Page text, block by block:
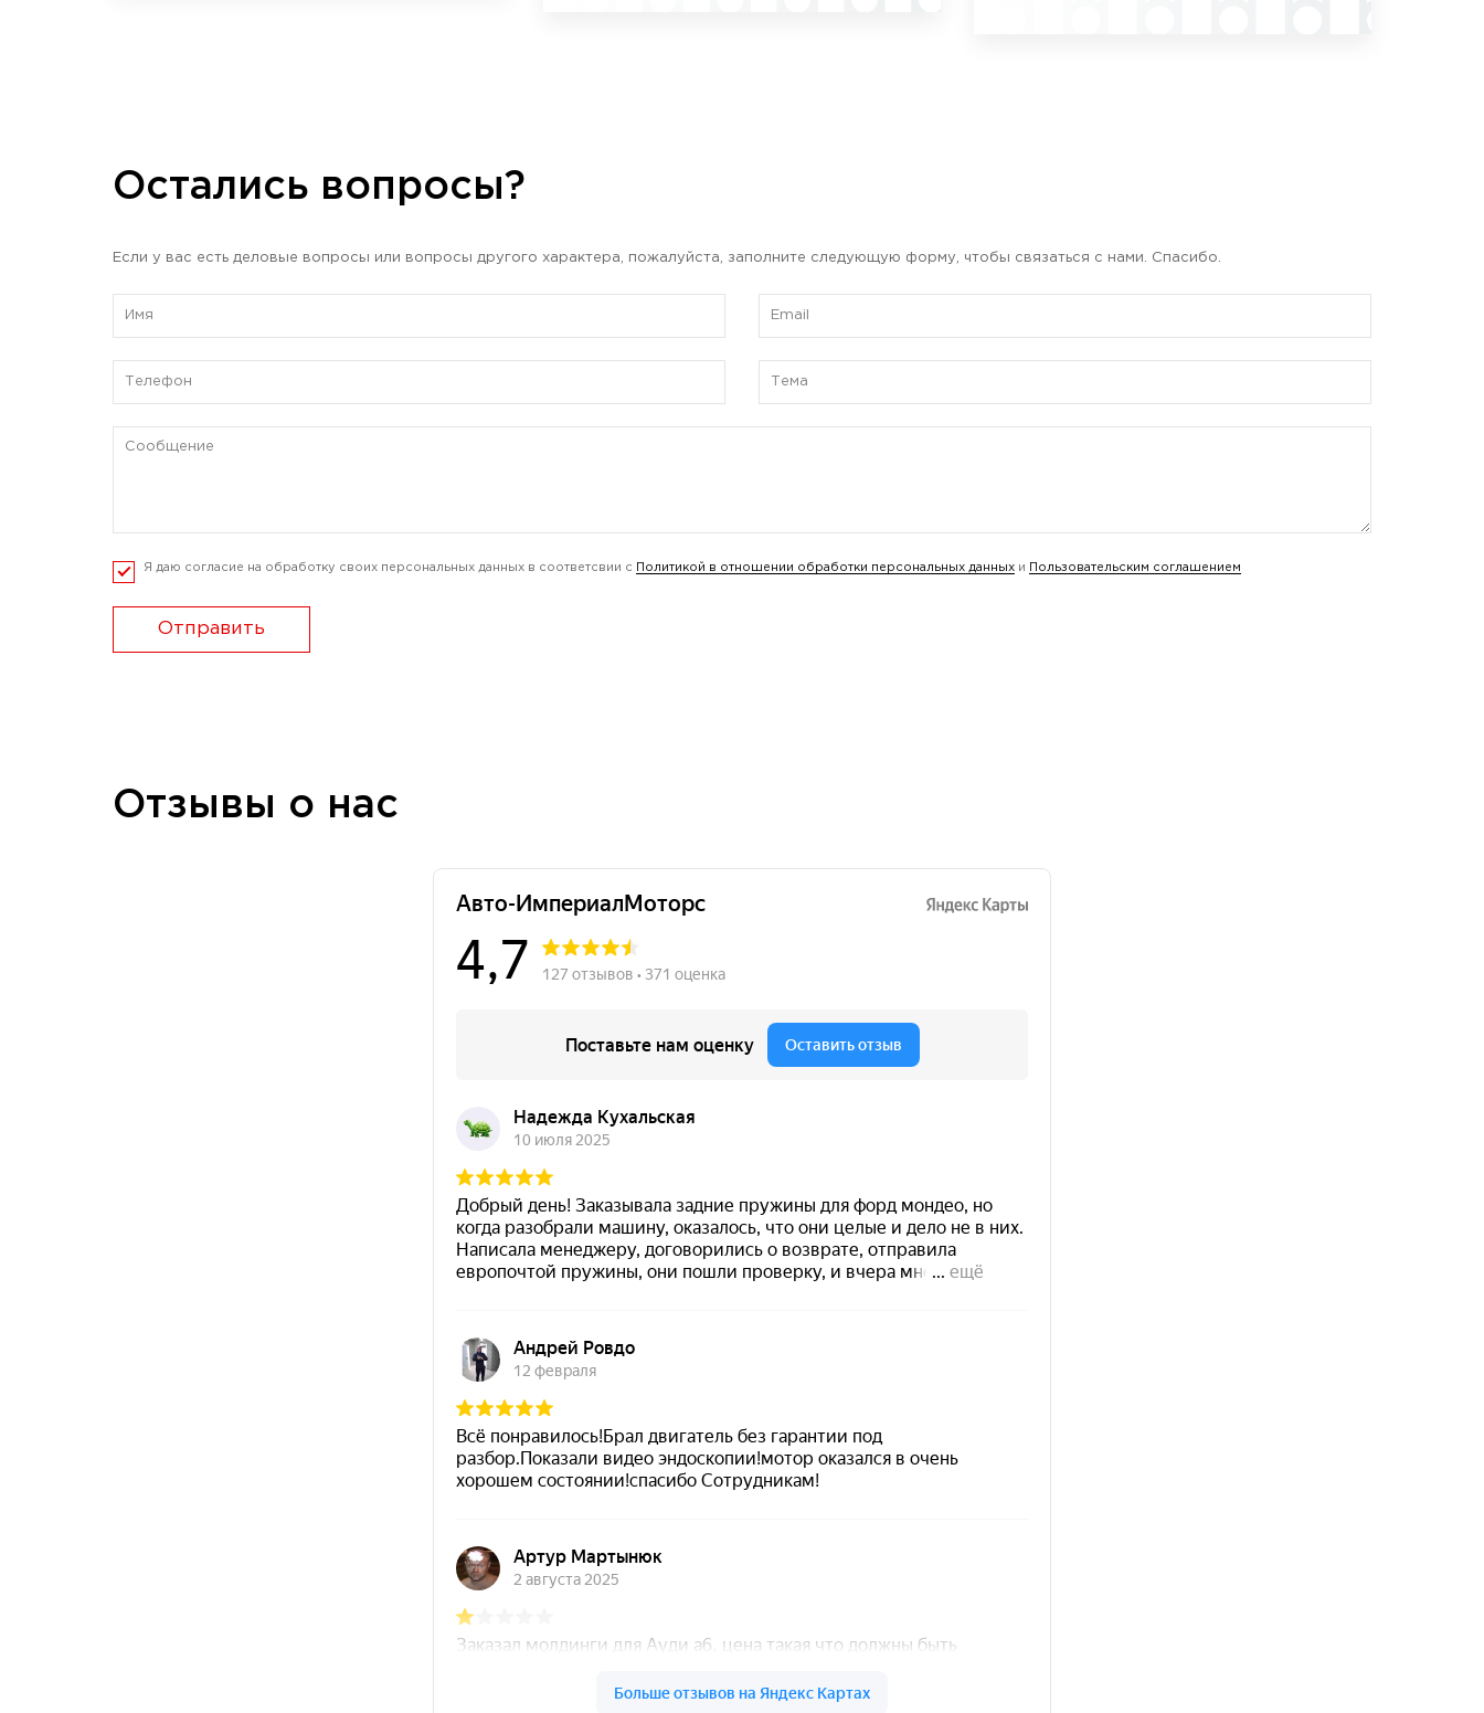
Остались вопросы?
Если у вас есть деловые вопросы или вопросы другого характера, пожалуйста, заполните следующую форму, чтобы связаться с нами. Спасибо.
Я даю согласие на обработку своих персональных данных в соответсвии с Политикой в отношении обработки персональных данных и Пользовательским соглашением
Отправить
Отзывы о нас